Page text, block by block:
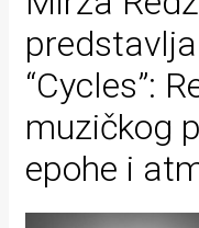
Muzika
Film
Intervju
Kolumne
Kultura
“Cycles”:
muzičkog
epohe i